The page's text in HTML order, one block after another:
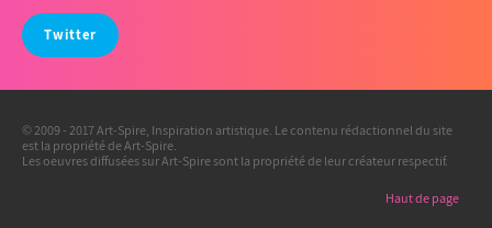
Twitter
© 2009 - 2017 Art-Spire, Inspiration artistique. Le contenu rédactionnel du site
est la propriété de Art-Spire.
Les oeuvres diffusées sur Art-Spire sont la propriété de leur créateur respectif.
Haut de page